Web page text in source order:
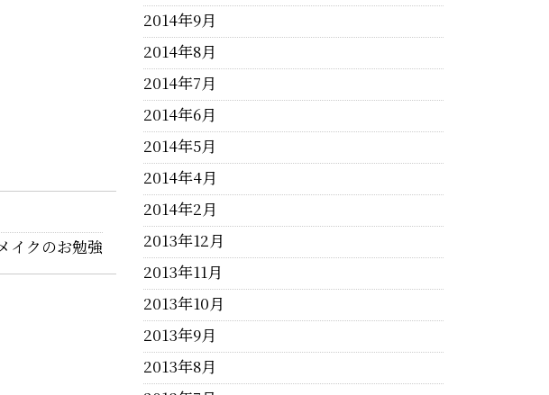
イクのお勉強
2014年9月
2014年8月
2014年7月
2014年6月
2014年5月
2014年4月
2014年2月
2013年12月
2013年11月
2013年10月
2013年9月
2013年8月